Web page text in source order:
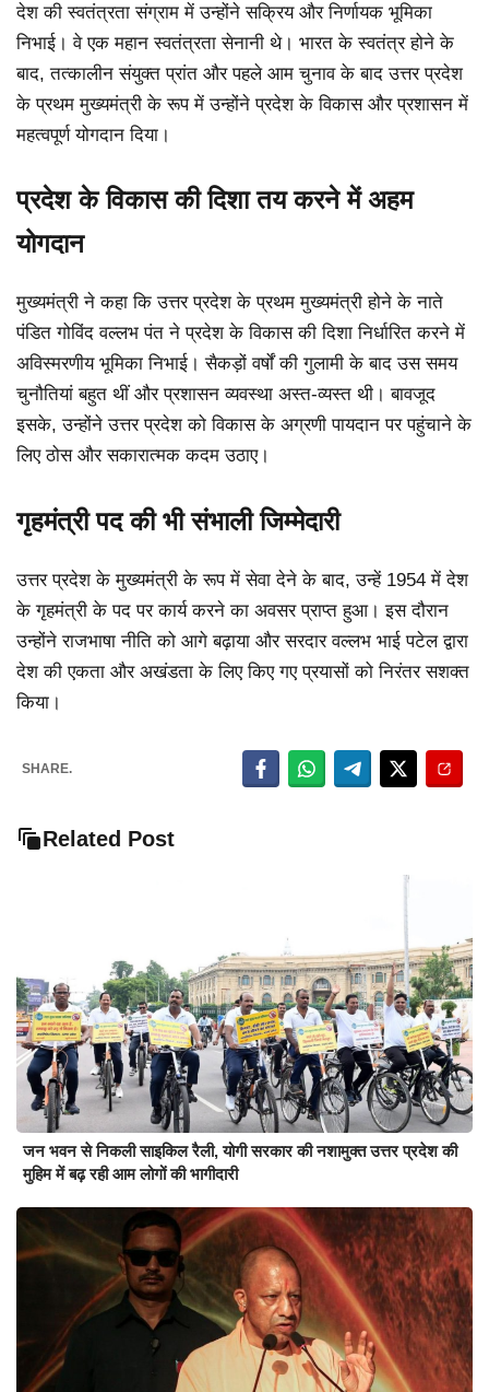
देश की स्वतंत्रता संग्राम में उन्होंने सक्रिय और निर्णायक भूमिका
निभाई। वे एक महान स्वतंत्रता सेनानी थे। भारत के स्वतंत्र होने के
बाद, तत्कालीन संयुक्त प्रांत और पहले आम चुनाव के बाद उत्तर प्रदेश
के प्रथम मुख्यमंत्री के रूप में उन्होंने प्रदेश के विकास और प्रशासन में
महत्वपूर्ण योगदान दिया।
प्रदेश के विकास की दिशा तय करने में अहम
योगदान
मुख्यमंत्री ने कहा कि उत्तर प्रदेश के प्रथम मुख्यमंत्री होने के नाते
पंडित गोविंद वल्लभ पंत ने प्रदेश के विकास की दिशा निर्धारित करने में
अविस्मरणीय भूमिका निभाई। सैकड़ों वर्षों की गुलामी के बाद उस समय
चुनौतियां बहुत थीं और प्रशासन व्यवस्था अस्त-व्यस्त थी। बावजूद
इसके, उन्होंने उत्तर प्रदेश को विकास के अग्रणी पायदान पर पहुंचाने के
लिए ठोस और सकारात्मक कदम उठाए।
गृहमंत्री पद की भी संभाली जिम्मेदारी
उत्तर प्रदेश के मुख्यमंत्री के रूप में सेवा देने के बाद, उन्हें 1954 में देश
के गृहमंत्री के पद पर कार्य करने का अवसर प्राप्त हुआ। इस दौरान
उन्होंने राजभाषा नीति को आगे बढ़ाया और सरदार वल्लभ भाई पटेल द्वारा
देश की एकता और अखंडता के लिए किए गए प्रयासों को निरंतर सशक्त
किया।
SHARE.
Related Post
जन भवन से निकली साइकिल रैली, योगी सरकार की नशामुक्त उत्तर प्रदेश की
मुहिम में बढ़ रही आम लोगों की भागीदारी